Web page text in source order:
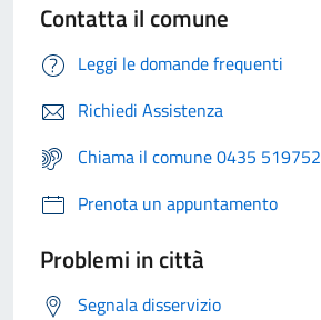
Contatta il comune
Leggi le domande frequenti
Richiedi Assistenza
Chiama il comune 0435 519752
Prenota un appuntamento
Problemi in città
Segnala disservizio